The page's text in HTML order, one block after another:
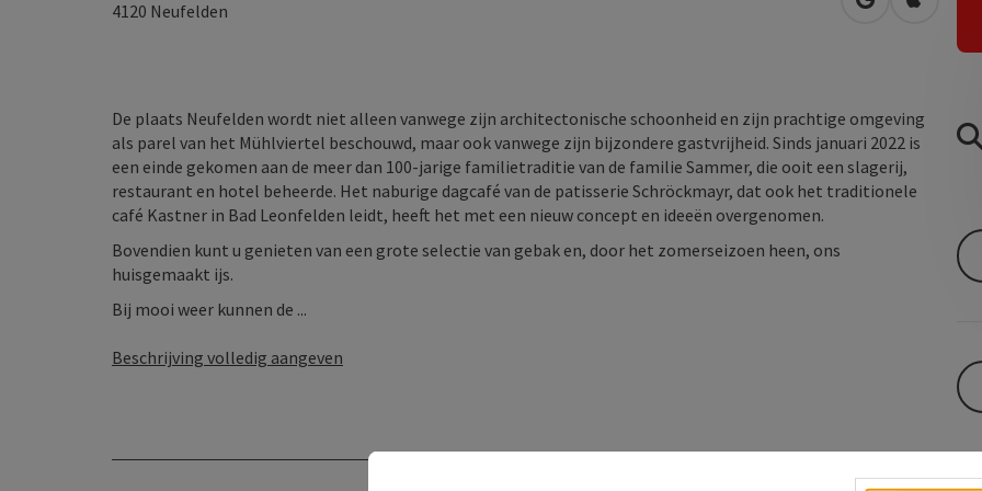
4120 Neufelden Openen inOpenen
De plaats Neufelden wordt niet alleen vanwege zijn architectonische schoonheid en zijn prachtige omgeving
als parel van het Mühlviertel beschouwd, maar ook vanwege zijn bijzondere gastvrijheid. Sinds januari 2022 is
een einde gekomen aan de meer dan 100-jarige familietraditie van de familie Sammer, die ooit een slagerij,
restaurant en hotel beheerde. Het naburige dagcafé van de patisserie Schröckmayr, dat ook het traditionele
café Kastner in Bad Leonfelden leidt, heeft het met een nieuw concept en ideeën overgenomen.
Bovendien kunt u genieten van een grote selectie van gebak en, door het zomerseizoen heen, ons
huisgemaakt ijs.
Bij mooi weer kunnen de ...
Beschrijving volledig aangeven